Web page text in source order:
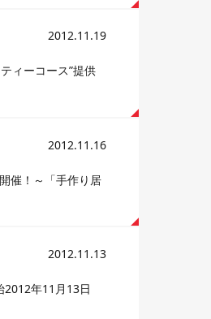
2012.11.19
ィーコース”提供
2012.11.16
催！～「手作り居
2012.11.13
2012年11月13日